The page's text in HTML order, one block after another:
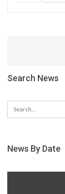
Search News
News By Date